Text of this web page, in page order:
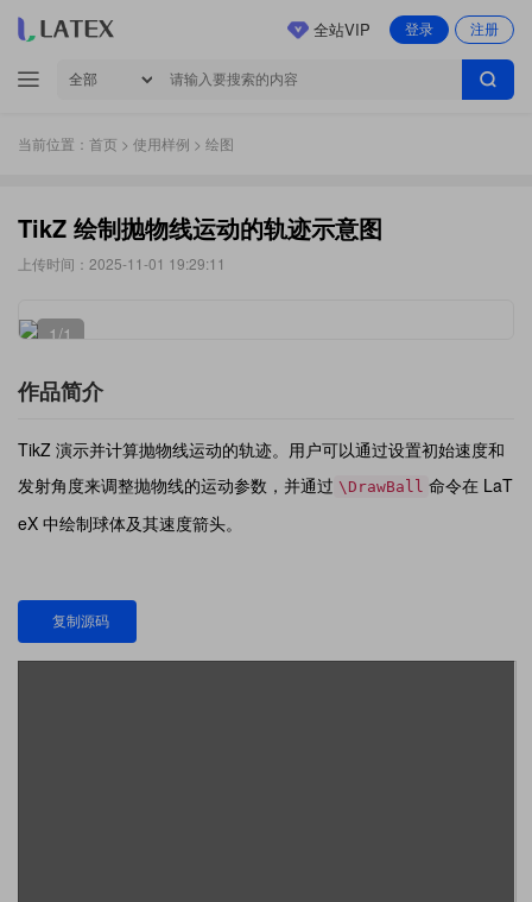
登录 注册
全站VIP
当前位置： 首页 > 使用样例 > 绘图
TikZ 绘制抛物线运动的轨迹示意图
上传时间：2025-11-01 19:29:11
1/1
作品简介
TikZ 演示并计算抛物线运动的轨迹。用户可以通过设置初始速度和
发射角度来调整抛物线的运动参数，并通过 \DrawBall 命令在 LaT
eX 中绘制球体及其速度箭头。
复制源码